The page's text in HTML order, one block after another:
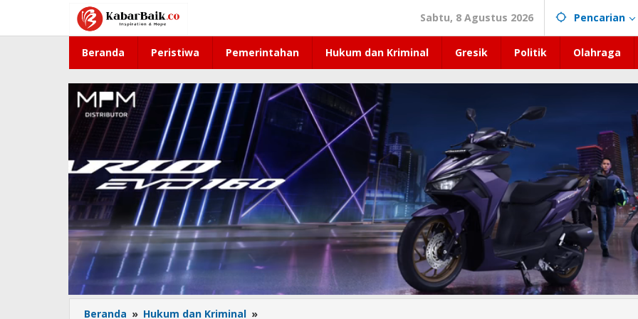
konten
Sabtu, 8 Agustus 2026 Pencarian
Beranda Peristiwa Pemerintahan Hukum dan Kriminal Gresik Politik Olahraga
Beranda » Hukum dan Kriminal »